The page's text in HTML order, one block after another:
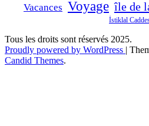
Vacances Voyage île de
İstiklal
Tous les droits sont réservés 2025.
Proudly powered by WordPress |
Candid Themes.